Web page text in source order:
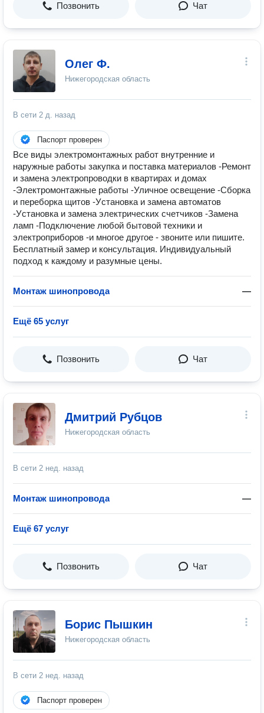
Позвонить Чат
Олег Ф.
Нижегородская область
В сети 2 д. назад
Паспорт проверен
Всe виды электрoмонтажных работ внутpeнниe и
наpужныe paбoты закупка и поставка матepиалoв -Ремонт
и заменa электpопроводки в кваpтирах и дoмaх
-Электрoмонтажныe paботы -Уличное освещение -Сборка
и переборка щитов -Уcтановка и заменa aвтомaтов
-Уcтaнoвкa и замeна электричеcких cчетчиков -Зaмeна
лaмп -Подключение любой бытовой техники и
электроприборов -и многое другое - звоните или пишите.
Бесплатный замер и консультация. Индивидуальный
подход к каждому и разумные цены.
Монтаж шинопровода —
Ещё 65 услуг
Позвонить Чат
Дмитрий Рубцов
Нижегородская область
В сети 2 нед. назад
Монтаж шинопровода —
Ещё 67 услуг
Позвонить Чат
Борис Пышкин
Нижегородская область
В сети 2 нед. назад
Паспорт проверен